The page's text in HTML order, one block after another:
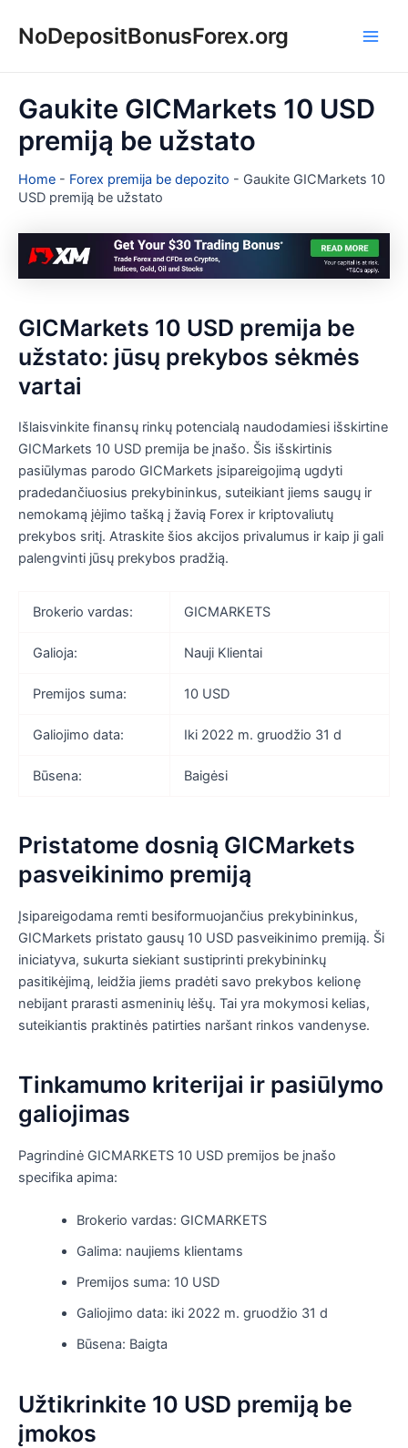
prieNoDepositBonusForex.org
Gaukite GICMarkets 10 USD
premiją be užstato
Home - Forex premija be depozito - Gaukite GICMarkets 10
USD premiją be užstato
GICMarkets 10 USD premija be
užstato: jūsų prekybos sėkmės
vartai
Išlaisvinkite finansų rinkų potencialą naudodamiesi išskirtine
GICMarkets 10 USD premija be įnašo. Šis išskirtinis
pasiūlymas parodo GICMarkets įsipareigojimą ugdyti
pradedančiuosius prekybininkus, suteikiant jiems saugų ir
nemokamą įėjimo tašką į žavią Forex ir kriptovaliutų
prekybos sritį. Atraskite šios akcijos privalumus ir kaip ji gali
palengvinti jūsų prekybos pradžią.
Brokerio vardas: GICMARKETS
Galioja: Nauji Klientai
Premijos suma: 10 USD
Galiojimo data: Iki 2022 m. gruodžio 31 d
Būsena: Baigėsi
Pristatome dosnią GICMarkets
pasveikinimo premiją
Įsipareigodama remti besiformuojančius prekybininkus,
GICMarkets pristato gausų 10 USD pasveikinimo premiją. Ši
iniciatyva, sukurta siekiant sustiprinti prekybininkų
pasitikėjimą, leidžia jiems pradėti savo prekybos kelionę
nebijant prarasti asmeninių lėšų. Tai yra mokymosi kelias,
suteikiantis praktinės patirties naršant rinkos vandenyse.
Tinkamumo kriterijai ir pasiūlymo
galiojimas
Pagrindinė GICMARKETS 10 USD premijos be įnašo
specifika apima:
Brokerio vardas: GICMARKETS
Galima: naujiems klientams
Premijos suma: 10 USD
Galiojimo data: iki 2022 m. gruodžio 31 d
Būsena: Baigta
Užtikrinkite 10 USD premiją be
įmokos